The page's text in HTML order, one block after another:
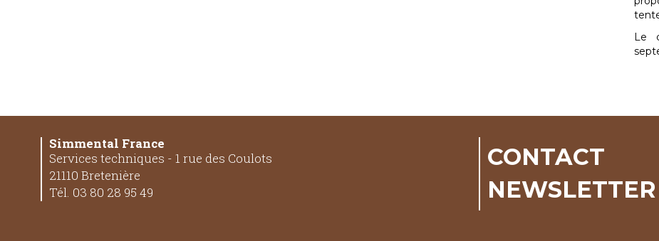
Le
Simmental France
Services techniques - 1 rue des Coulots
21110 Bretenière
Tél. 03 80 28 95 49
CONTACT
NEWSLETTER